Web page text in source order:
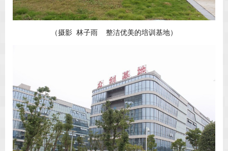
（摄影 林子雨 整洁优美的培训基地）